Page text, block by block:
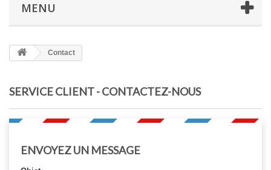
MENU
Contact
SERVICE CLIENT - CONTACTEZ-NOUS
ENVOYEZ UN MESSAGE